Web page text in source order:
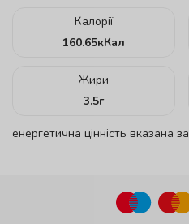
Калорії
160.65кКал
Жири
3.5г
енергетична цінність вказана за